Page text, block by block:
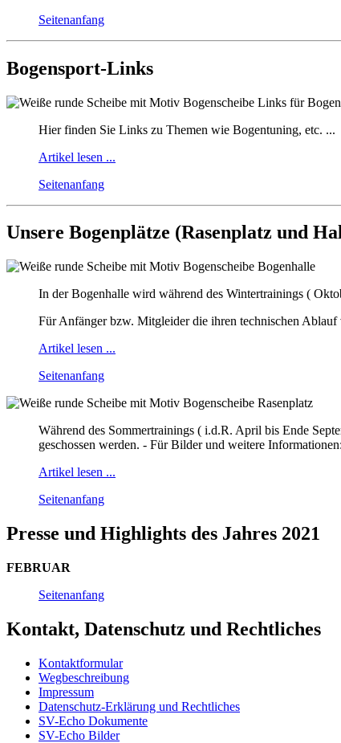
Seitenanfang
Bogensport-Links
Links für
Hier finden Sie Links zu Themen wie Bogentuning, etc. ...
Artikel lesen ...
Seitenanfang
Unsere Bogenplätze (Rasenplatz und
Bogenhalle
In der Bogenhalle wird während des Wintertrainings (
Für Anfänger bzw. Mitgleider die ihren technischen
Artikel lesen ...
Seitenanfang
Rasenplatz
Während des Sommertrainings ( i.d.R. April bis Ende
geschossen werden. - Für Bilder und weitere Informationen:
Artikel lesen ...
Seitenanfang
Presse und Highlights des Jahres 2021
FEBRUAR
Seitenanfang
Kontakt, Datenschutz und Rechtliches
Kontaktformular
Wegbeschreibung
Impressum
Datenschutz-Erklärung und Rechtliches
SV-Echo Dokumente
SV-Echo Bilder